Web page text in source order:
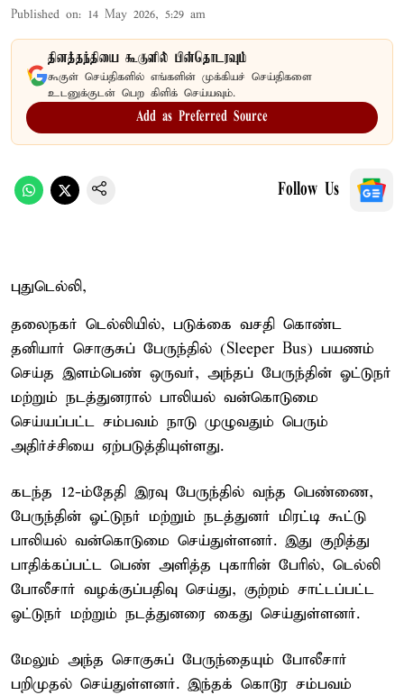
Published on: 14 May 2026, 5:29 am
தினத்தந்தியை கூகுளில் பின்தொடரவும்
கூகுள் செய்திகளில் எங்களின் முக்கியச் செய்திகளை
உடனுக்குடன் பெற கிளிக் செய்யவும்.
Add as Preferred Source
Follow Us
புதுடெல்லி,
தலைநகர் டெல்லியில், படுக்கை வசதி கொண்ட
தனியார் சொகுசுப் பேருந்தில் (Sleeper Bus) பயணம்
செய்த இளம்பெண் ஒருவர், அந்தப் பேருந்தின் ஓட்டுநர்
மற்றும் நடத்துனரால் பாலியல் வன்கொடுமை
செய்யப்பட்ட சம்பவம் நாடு முழுவதும் பெரும்
அதிர்ச்சியை ஏற்படுத்தியுள்ளது.
கடந்த 12-ம்தேதி இரவு பேருந்தில் வந்த பெண்ணை,
பேருந்தின் ஓட்டுநர் மற்றும் நடத்துனர் மிரட்டி கூட்டு
பாலியல் வன்கொடுமை செய்துள்ளனர். இது குறித்து
பாதிக்கப்பட்ட பெண் அளித்த புகாரின் பேரில், டெல்லி
போலீசார் வழக்குப்பதிவு செய்து, குற்றம் சாட்டப்பட்ட
ஓட்டுநர் மற்றும் நடத்துனரை கைது செய்துள்ளனர்.
மேலும் அந்த சொகுசுப் பேருந்தையும் போலீசார்
பறிமுதல் செய்துள்ளனர். இந்தக் கொடூர சம்பவம்